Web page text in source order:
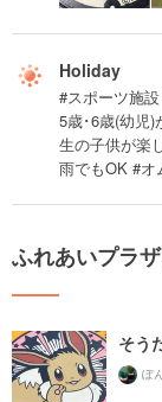
Holiday
#スポーツ施
5歳･6歳(幼児)
生の子供が楽
雨でもOK #オ
ふれあいプラ
そう
ぽ